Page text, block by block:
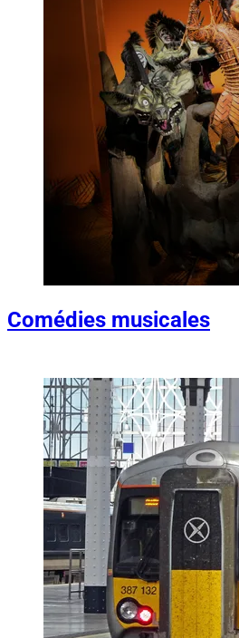
Comédies musicales